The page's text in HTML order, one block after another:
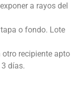
a rayos del
o fondo. Lote
otro recipiente apto
días.